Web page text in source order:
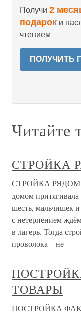
Получи 2
подарок и
чтением
ПОЛУЧИТЬ
Читайте
СТРОЙКА
СТРОЙКА РЯДОМ
домом
шесть, мальчишек
с нетерпением
в лагерь. Тогда
проволока – не
ТОВАРЫ
ПОСТРОЙКА